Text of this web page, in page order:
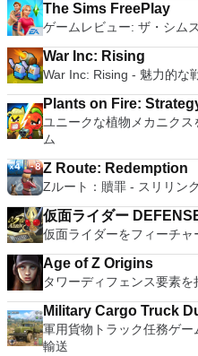
The Sims FreePlay
ゲームレビュー: ザ・シム
War Inc: Rising
War Inc: Rising - 魅力的な
Plants on Fire:
ユニークな植物メカニク
ム
Z Route: Redemption
Zルート：贖罪 - スリリン
仮面ライダー
仮面ライダーをフィーチ
Age of Z Origins
タワーディフェンス要素
Military Cargo Truck
軍用貨物トラック任務ゲ
輸送